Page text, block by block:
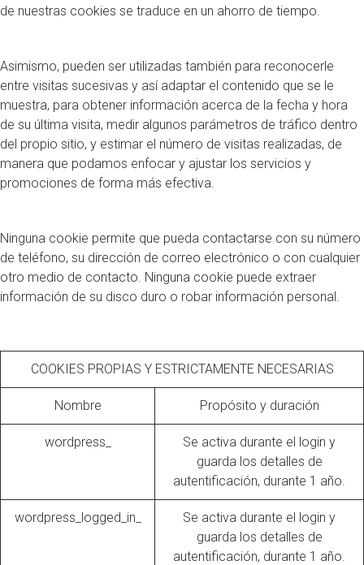
de nuestras cookies se traduce en un ahorro de tiempo.
Asimismo, pueden ser utilizadas también para reconocerle
entre visitas sucesivas y así adaptar el contenido que se le
muestra, para obtener información acerca de la fecha y hora
de su última visita, medir algunos parámetros de tráfico dentro
del propio sitio, y estimar el número de visitas realizadas, de
manera que podamos enfocar y ajustar los servicios y
promociones de forma más efectiva.
Ninguna cookie permite que pueda contactarse con su número
de teléfono, su dirección de correo electrónico o con cualquier
otro medio de contacto. Ninguna cookie puede extraer
información de su disco duro o robar información personal.
COOKIES PROPIAS Y ESTRICTAMENTE NECESARIAS
Nombre Propósito y duración
wordpress_
Se activa durante el login y
guarda los detalles de
autentificación, durante 1 año.
wordpress_logged_in_
Se activa durante el login y
guarda los detalles de
autentificación, durante 1 año.